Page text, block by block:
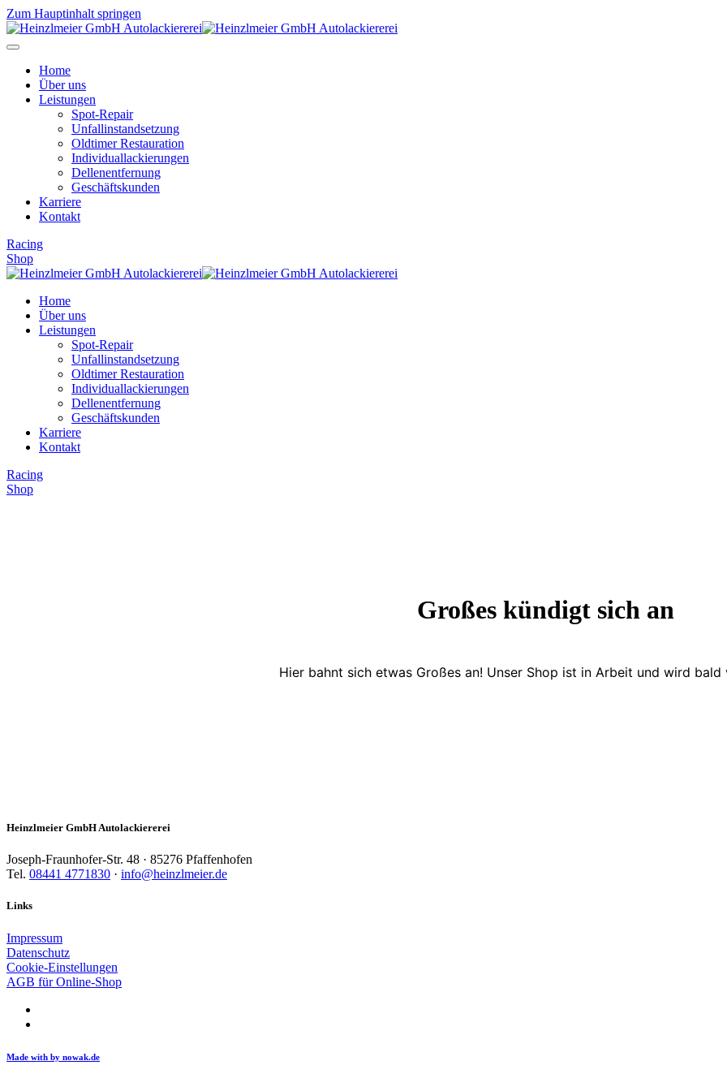
Zum Hauptinhalt springen
Home
Über uns
Leistungen
Spot-Repair
Unfallinstandsetzung
Oldtimer Restauration
Individuallackierungen
Dellenentfernung
Geschäftskunden
Karriere
Kontakt
Racing
Shop
Home
Über uns
Leistungen
Spot-Repair
Unfallinstandsetzung
Oldtimer Restauration
Individuallackierungen
Dellenentfernung
Geschäftskunden
Karriere
Kontakt
Racing
Shop
Großes kündigt sich an
Hier bahnt sich etwas Großes an! Unser Shop ist in Arbeit und wird
Heinzlmeier GmbH Autolackiererei
Joseph-Fraunhofer-Str. 48 · 85276 Pfaffenhofen
Tel. 08441 4771830 · info@heinzlmeier.de
Links
Impressum
Datenschutz
Cookie-Einstellungen
AGB für Online-Shop
Made with by nowak.de